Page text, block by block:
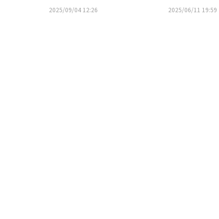
2025/09/04 12:26
ド2025」が10月2日に開催2025/06/11 19:59